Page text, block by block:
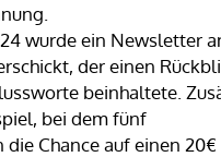
wurde ein Newsletter
der einen
beinhaltete.
bei dem fünf
Chance auf einen 20€